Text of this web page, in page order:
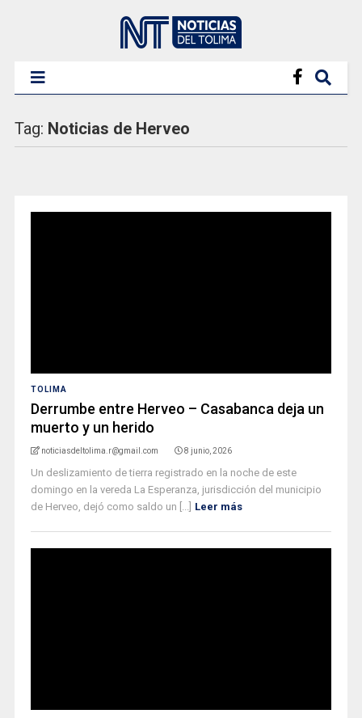
Tag: Noticias de Herveo
TOLIMA
Derrumbe entre Herveo – Casabanca deja un
muerto y un herido
noticiasdeltolima.r@gmail.com 8 junio, 2026
Un deslizamiento de tierra registrado en la noche de este
domingo en la vereda La Esperanza, jurisdicción del municipio
de Herveo, dejó como saldo un [...] Leer más